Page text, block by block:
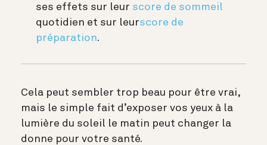
ses effets sur leur score de sommeil
quotidien et sur leurscore de
préparation.
Cela peut sembler trop beau pour être vrai,
mais le simple fait d’exposer vos yeux à la
lumière du soleil le matin peut changer la
donne pour votre santé.